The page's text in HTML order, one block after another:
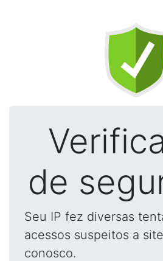
de
Seu IP fez diversas
acessos suspeitos a
conosco.